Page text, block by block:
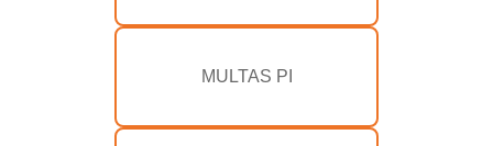
MULTAS PI